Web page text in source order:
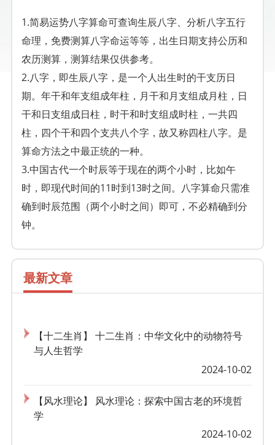
1.简易运势八字算命可查询生辰八字、分析八字五行
命理，免费测算八字命运等等，出生日期支持公历和
农历测算，测算结果仅供参考。
2.八字，即生辰八字，是一个人出生时的干支历日
期。年干和年支组成年柱，月干和月支组成月柱，日
干和日支组成日柱，时干和时支组成时柱，一共四
柱，四个干和四个支共八个字，故又称四柱八字。是
算命方法之中最正统的一种。
3.中国古代一个时辰等于现在的两个小时，比如午
时，即现代时间的11时到13时之间。八字算命只需准
确到时辰范围（两个小时之间）即可，不必精确到分
钟。
最新文章
【十二生肖】 十二生肖：中华文化中的动物符号
与人生哲学
2024-10-02
【风水理论】 风水理论：探索中国古老的环境哲
学
2024-10-02